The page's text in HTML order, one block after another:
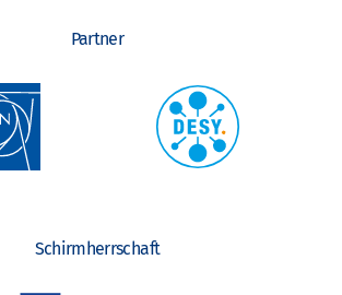
Partner
Schirmherrschaft